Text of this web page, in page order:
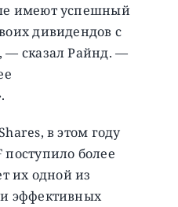
имеют успешный
дивидендов с
— сказал Райнд. —
в этом году
более
их одной из
эффективных